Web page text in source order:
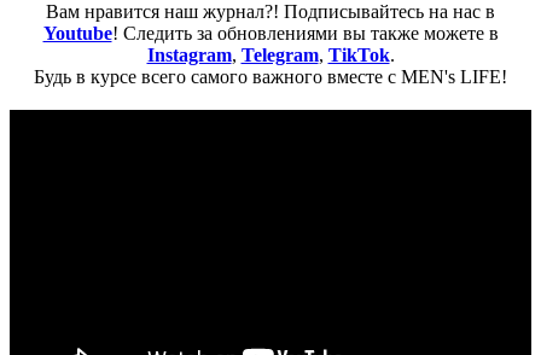
Вам нравится наш журнал?! Подписывайтесь на нас в
Youtube! Следить за обновлениями вы также можете в
Instagram, Telegram, TikTok.
Будь в курсе всего самого важного вместе с MEN's LIFE!